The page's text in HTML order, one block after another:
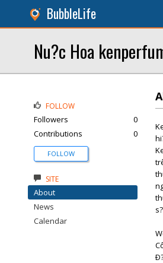
BubbleLife
Nu?c Hoa
FOLLOW
Followers
0
Contributions
0
FOLLOW
SITE
About
News
Calendar